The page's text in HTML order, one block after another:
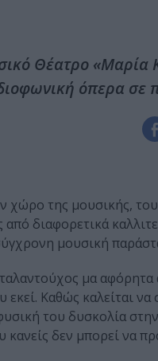
Θέατρο «Μαρία
όπερα σε
χώρο της μουσικής,
διαφορετικά
μουσική
μα
εκεί. Καθώς καλείται
του δυσκολία
δεν μπορεί να